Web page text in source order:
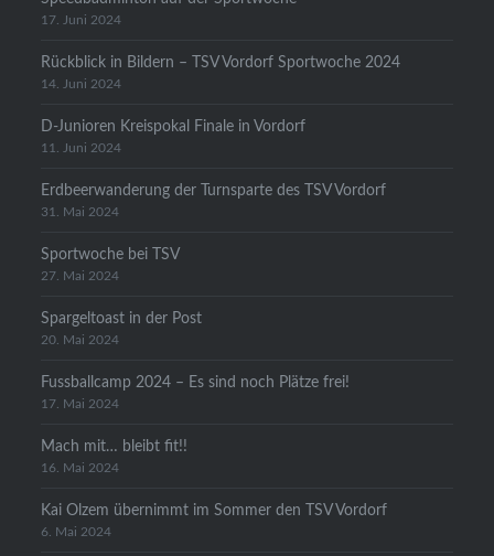
17. Juni 2024
Rückblick in Bildern – TSV Vordorf Sportwoche 2024
14. Juni 2024
D-Junioren Kreispokal Finale in Vordorf
11. Juni 2024
Erdbeerwanderung der Turnsparte des TSV Vordorf
31. Mai 2024
Sportwoche bei TSV
27. Mai 2024
Spargeltoast in der Post
20. Mai 2024
Fussballcamp 2024 – Es sind noch Plätze frei!
17. Mai 2024
Mach mit… bleibt fit!!
16. Mai 2024
Kai Olzem übernimmt im Sommer den TSV Vordorf
6. Mai 2024